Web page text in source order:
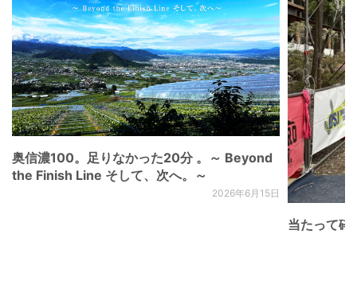
奥信濃100。足りなかった20分 。～ Beyond
the Finish Line そして、次へ。～
2026年6月15日
当たって砕